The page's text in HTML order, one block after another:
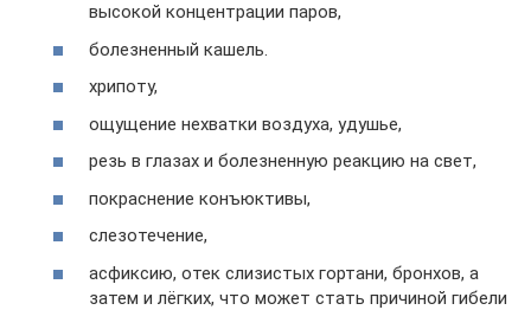
высокой концентрации паров,
болезненный кашель.
хрипоту,
ощущение нехватки воздуха, удушье,
резь в глазах и болезненную реакцию на свет,
покраснение конъюктивы,
слезотечение,
асфиксию, отек слизистых гортани, бронхов, а
затем и лёгких, что может стать причиной гибели